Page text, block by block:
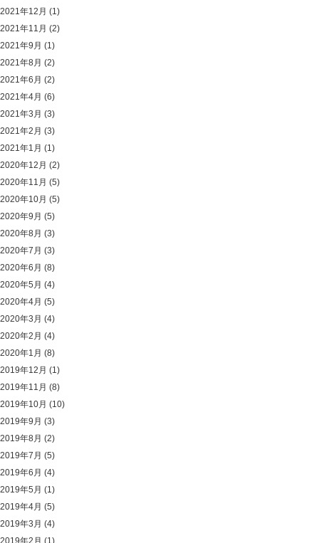
2021年12月 (1)
2021年11月 (2)
2021年9月 (1)
2021年8月 (2)
2021年6月 (2)
2021年4月 (6)
2021年3月 (3)
2021年2月 (3)
2021年1月 (1)
2020年12月 (2)
2020年11月 (5)
2020年10月 (5)
2020年9月 (5)
2020年8月 (3)
2020年7月 (3)
2020年6月 (8)
2020年5月 (4)
2020年4月 (5)
2020年3月 (4)
2020年2月 (4)
2020年1月 (8)
2019年12月 (1)
2019年11月 (8)
2019年10月 (10)
2019年9月 (3)
2019年8月 (2)
2019年7月 (5)
2019年6月 (4)
2019年5月 (1)
2019年4月 (5)
2019年3月 (4)
2019年2月 (1)